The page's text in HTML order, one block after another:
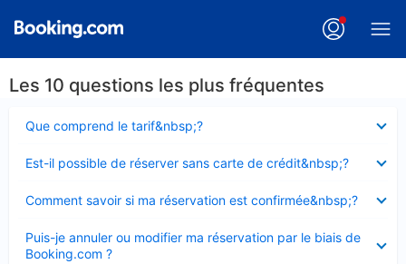
Les 10 questions les plus fréquentes
Que comprend le tarif&nbsp;?
fermé
Est-il possible de réserver sans carte de crédit&nbsp;?
fermé
Comment savoir si ma réservation est confirmée&nbsp;?
fermé
Puis-je annuler ou modifier ma réservation par le biais de
Booking.com ?
fermé